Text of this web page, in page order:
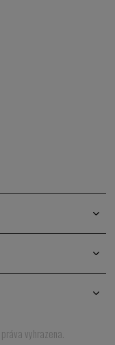
vyhrazena.